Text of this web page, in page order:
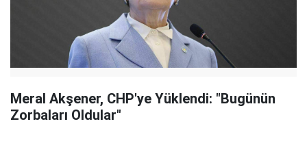
Meral Akşener, CHP'ye Yüklendi: "Bugünün
Zorbaları Oldular"